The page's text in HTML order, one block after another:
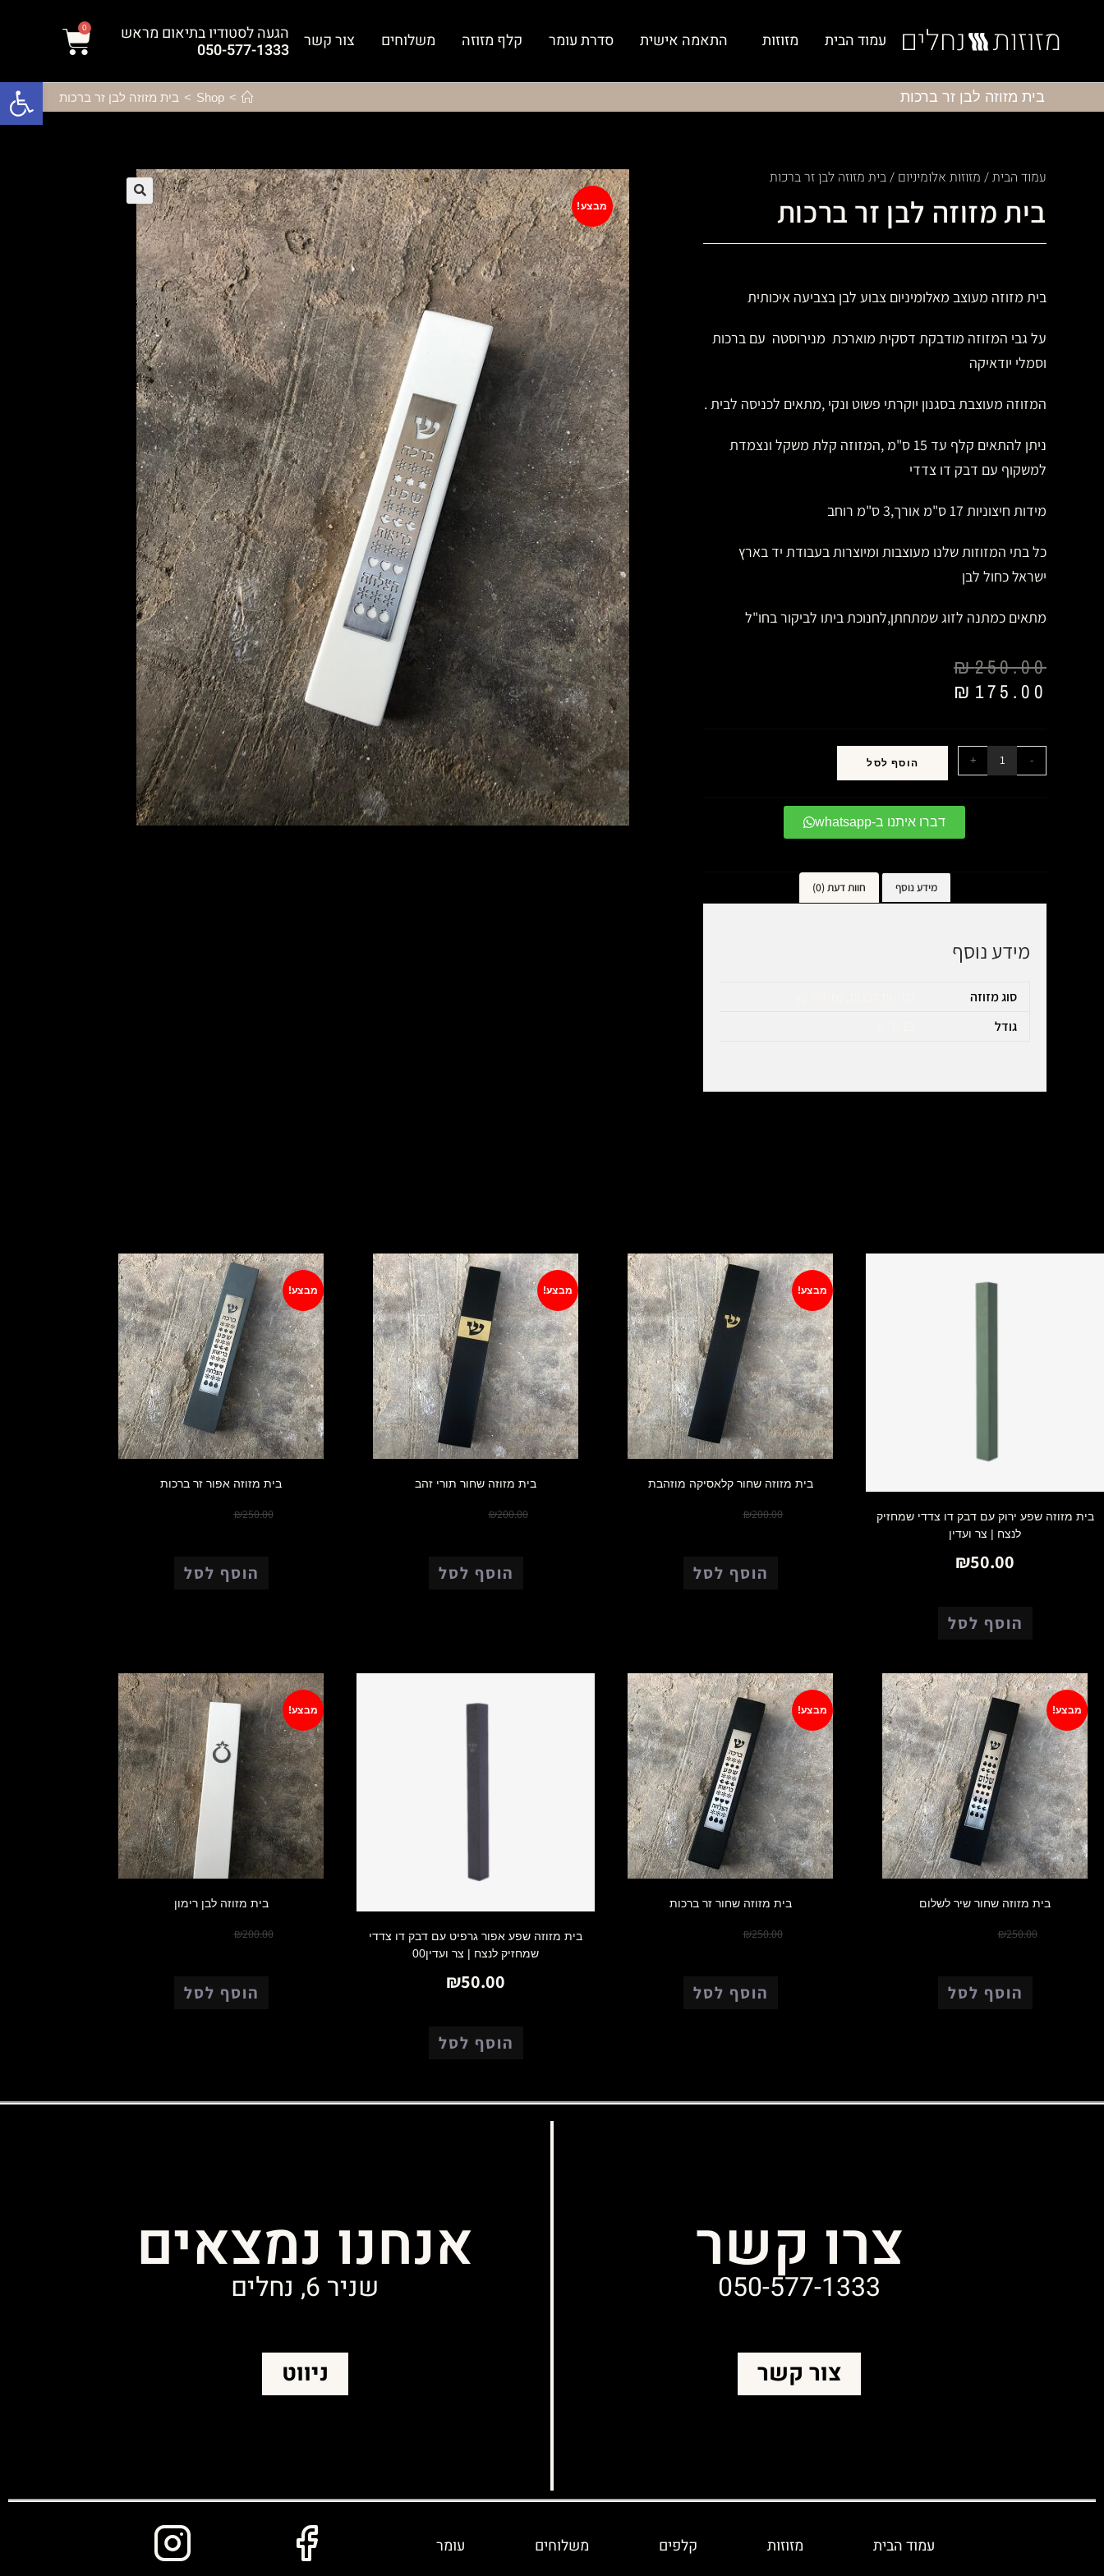
פתח סרגל נגישות
עמוד הבית מזוזות התאמה אישית סדרת עומר קלף מזוזה משלוחים צור קשר הגעה לסטודיו בתיאום מראש
050-577-1333
0
בית מזוזה לבן זר ברכות >
Shop
> בית מזוזה לבן זר ברכות
עמוד הבית/ מזוזות אלומיניום / בית מזוזה לבן זר ברכות
בית מזוזה לבן זר ברכות
בית מזוזה מעוצב מאלומיניום צבוע לבן בצביעה איכותית
על גבי המזוזה מודבקת דסקית מוארכת מנירוסטה עם ברכות
וסמלי יודאיקה
המזוזה מעוצבת בסגנון יוקרתי פשוט ונקי ,מתאים לכניסה לבית .
ניתן להתאים קלף עד 15 ס"מ ,המזוזה קלת משקל ונצמדת
למשקוף עם דבק דו צדדי
מידות חיצוניות 17 ס"מ אורך,3 ס"מ רוחב
כל בתי המזוזות שלנו מעוצבות ומיוצרות בעבודת יד בארץ
ישראל כחול לבן
מתאים כמתנה לזוג שמתחתן,לחנוכת ביתו לביקור בחו"ל
₪250.00
₪ 175.00
-
+ הוסף לסל
דברו איתנו ב-whatsapp
מידע נוסף חוות דעת (0)
מידע נוסף
סוג מזוזה
גודל
מבצע!
🔍
בית מזוזה שפע ירוק עם דבק דו צדדי שמחזיק
לנצח | צר ועדין
₪50.00
הוסף לסל
מבצע!
בית מזוזה שחור קלאסיקה מוזהבת
₪200.00
הוסף לסל
מבצע!
בית מזוזה שחור תורי זהב
₪200.00
הוסף לסל
מבצע!
בית מזוזה אפור זר ברכות
₪250.00
הוסף לסל
מבצע!
בית מזוזה שחור שיר לשלום
₪250.00
הוסף לסל
מבצע!
בית מזוזה שחור זר ברכות
₪250.00
הוסף לסל
בית מזוזה שפע אפור גרפיט עם דבק דו צדדי
שמחזיק לנצח | צר ועדין00
₪50.00
הוסף לסל
מבצע!
בית מזוזה לבן רימון
₪200.00
הוסף לסל
צרו קשר
050-577-1333
צור קשר
אנחנו נמצאים
שניר 6, נחלים
ניווט
עמוד הבית מזוזות קלפים משלוחים עומר